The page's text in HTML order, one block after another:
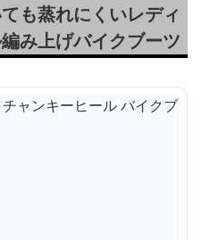
も蒸れにくいレディ
み上げバイクブーツ